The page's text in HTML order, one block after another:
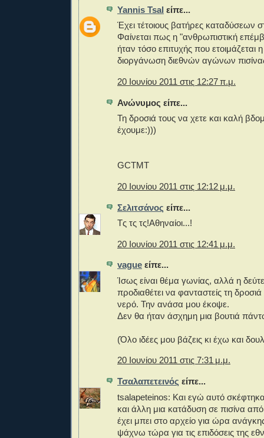
Yannis Tsal είπε...
Έχει τέτοιους βατήρες καταδύσεων
Φαίνεται πως η "ανθρωπιστική
ήταν τόσο επιτυχής που ετοιμάζεται
διοργάνωση διεθνών αγώνων
20 Ιουνίου 2011 στις 12:27 π.μ.
Ανώνυμος είπε...
Τη δροσιά τους να χετε και καλή
έχουμε:)))
GCTMT
20 Ιουνίου 2011 στις 12:12 μ.μ.
Σελιτσάνος είπε...
Τς τς τς!Αθηναίοι...!
20 Ιουνίου 2011 στις 12:41 μ.μ.
vague είπε...
Ίσως είναι θέμα γωνίας, αλλά η
προδιαθέτει να φανταστείς τη
νερό. Την ανάσα μου έκοψε.
Δεν θα ήταν άσχημη μια βουτιά
(Όλο ιδέες μου βάζεις κι έχω και
20 Ιουνίου 2011 στις 7:31 μ.μ.
Τσαλαπετεινός είπε...
tsalapeteinos: Και εγώ αυτό
και άλλη μια κατάδυση σε πισίνα
έχει μπει στο αρχείο για ώρα
ψάχνω τώρα για τις επιδόσεις της